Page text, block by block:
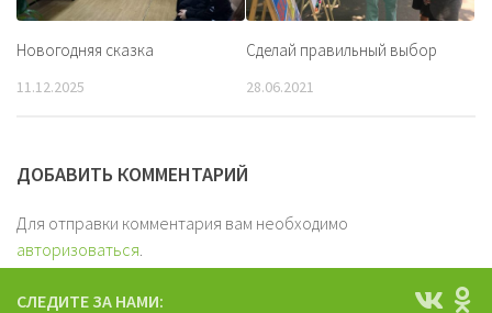
Новогодняя сказка
11.12.2025
Сделай правильный выбор
28.06.2021
ДОБАВИТЬ КОММЕНТАРИЙ
Для отправки комментария вам необходимо
авторизоваться
СЛЕДИТЕ ЗА НАМИ: